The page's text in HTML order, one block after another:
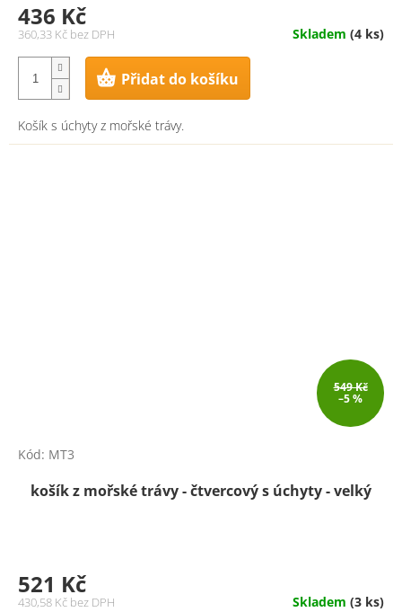
Skladem (4 ks)
360,33 Kč bez DPH
436 Kč
Přidat do košíku
Košík s úchyty z mořské trávy.
549 Kč
–5 %
košík z mořské trávy - čtvercový s úchyty - velký
Skladem (3 ks)
430,58 Kč bez DPH
521 Kč
Kód: MT3